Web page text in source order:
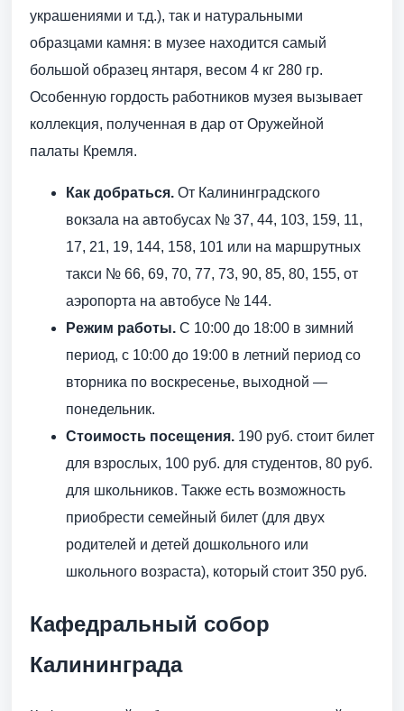
украшениями и т.д.), так и натуральными
образцами камня: в музее находится самый
большой образец янтаря, весом 4 кг 280 гр.
Особенную гордость работников музея вызывает
коллекция, полученная в дар от Оружейной
палаты Кремля.
Как добраться. От Калининградского
вокзала на автобусах № 37, 44, 103, 159, 11,
17, 21, 19, 144, 158, 101 или на маршрутных
такси № 66, 69, 70, 77, 73, 90, 85, 80, 155, от
аэропорта на автобусе № 144.
Режим работы. С 10:00 до 18:00 в зимний
период, с 10:00 до 19:00 в летний период со
вторника по воскресенье, выходной —
понедельник.
Стоимость посещения. 190 руб. стоит билет
для взрослых, 100 руб. для студентов, 80 руб.
для школьников. Также есть возможность
приобрести семейный билет (для двух
родителей и детей дошкольного или
школьного возраста), который стоит 350 руб.
Кафедральный собор
Калининграда